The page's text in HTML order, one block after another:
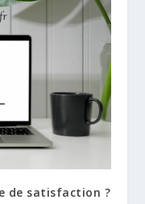
de satisfaction ?